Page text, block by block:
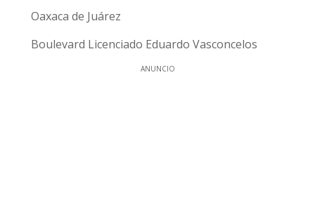
Oaxaca de Juárez
Boulevard Licenciado Eduardo Vasconcelos
ANUNCIO